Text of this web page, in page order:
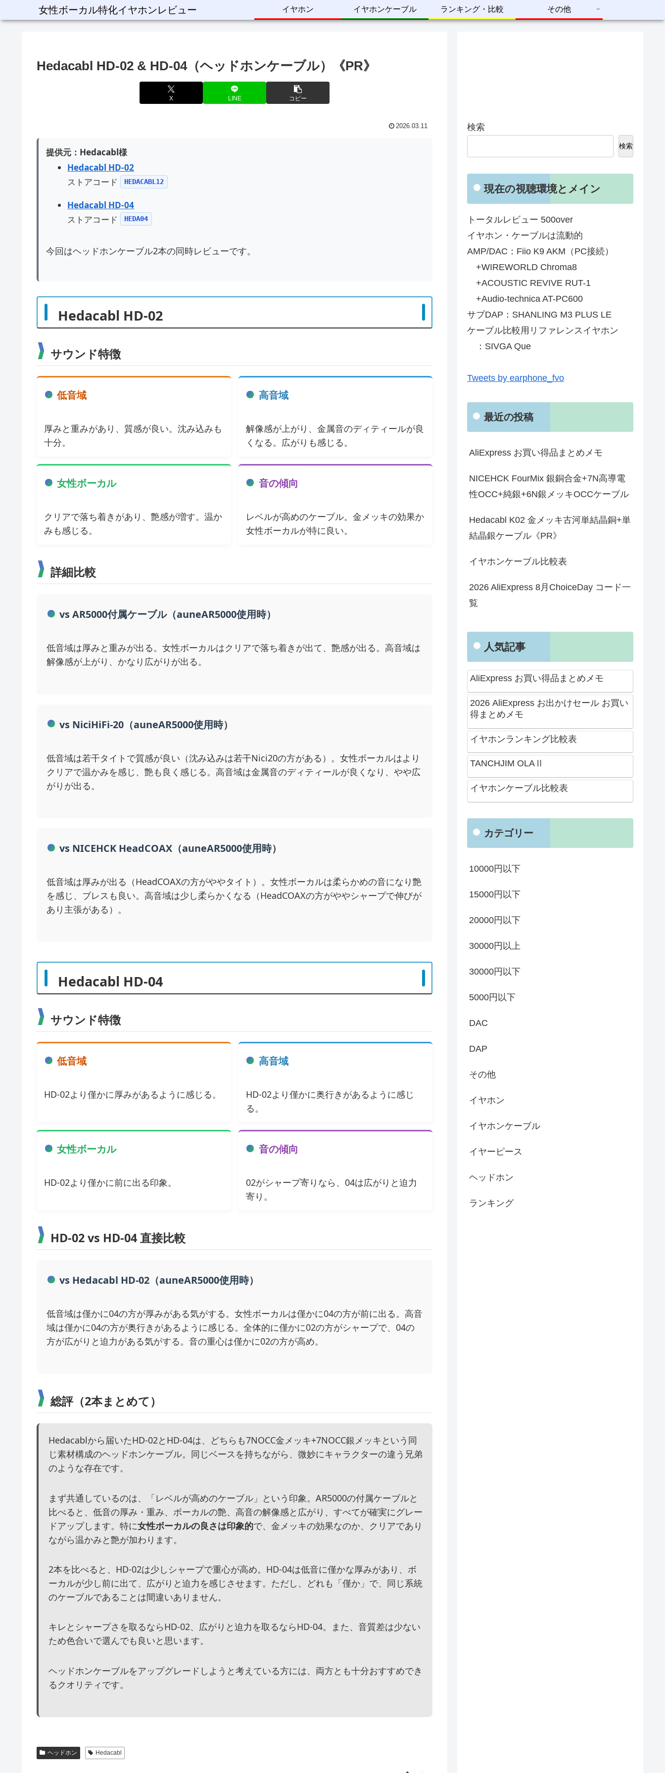
女性ボーカル特化イヤホンレビュー イヤホン イヤホンケーブル ランキング・比較 その他
Hedacabl HD-02 & HD-04（ヘッドホンケーブル）《PR》
X LINE コピー
2026.03.11
提供元：Hedacabl様
Hedacabl HD-02
ストアコード
HEDACABL12
Hedacabl HD-04
ストアコード
HEDA04
今回はヘッドホンケーブル2本の同時レビューです。
Hedacabl HD-02
サウンド特徴
低音域
厚みと重みがあり、質感が良い。沈み込みも
十分。
高音域
解像感が上がり、金属音のディティールが良
くなる。広がりも感じる。
女性ボーカル
クリアで落ち着きがあり、艶感が増す。温か
みも感じる。
音の傾向
レベルが高めのケーブル。金メッキの効果か
女性ボーカルが特に良い。
詳細比較
vs AR5000付属ケーブル（auneAR5000使用時）
低音域は厚みと重みが出る。女性ボーカルはクリアで落ち着きが出て、艶感が出る。高音域は
解像感が上がり、かなり広がりが出る。
vs NiciHiFi-20（auneAR5000使用時）
低音域は若干タイトで質感が良い（沈み込みは若干Nici20の方がある）。女性ボーカルはより
クリアで温かみを感じ、艶も良く感じる。高音域は金属音のディティールが良くなり、やや広
がりが出る。
vs NICEHCK HeadCOAX（auneAR5000使用時）
低音域は厚みが出る（HeadCOAXの方がややタイト）。女性ボーカルは柔らかめの音になり艶
を感じ、ブレスも良い。高音域は少し柔らかくなる（HeadCOAXの方がややシャープで伸びが
あり主張がある）。
Hedacabl HD-04
サウンド特徴
低音域
HD-02より僅かに厚みがあるように感じる。
高音域
HD-02より僅かに奥行きがあるように感じ
る。
女性ボーカル
HD-02より僅かに前に出る印象。
音の傾向
02がシャープ寄りなら、04は広がりと迫力
寄り。
HD-02 vs HD-04 直接比較
vs Hedacabl HD-02（auneAR5000使用時）
低音域は僅かに04の方が厚みがある気がする。女性ボーカルは僅かに04の方が前に出る。高音
域は僅かに04の方が奥行きがあるように感じる。全体的に僅かに02の方がシャープで、04の
方が広がりと迫力がある気がする。音の重心は僅かに02の方が高め。
総評（2本まとめて）
Hedacablから届いたHD-02とHD-04は、どちらも7NOCC金メッキ+7NOCC銀メッキという同
じ素材構成のヘッドホンケーブル。同じベースを持ちながら、微妙にキャラクターの違う兄弟
のような存在です。
まず共通しているのは、「レベルが高めのケーブル」という印象。AR5000の付属ケーブルと
比べると、低音の厚み・重み、ボーカルの艶、高音の解像感と広がり、すべてが確実にグレー
ドアップします。特に女性ボーカルの良さは印象的で、金メッキの効果なのか、クリアであり
ながら温かみと艶が加わります。
2本を比べると、HD-02は少しシャープで重心が高め。HD-04は低音に僅かな厚みがあり、ボ
ーカルが少し前に出て、広がりと迫力を感じさせます。ただし、どれも「僅か」で、同じ系統
のケーブルであることは間違いありません。
キレとシャープさを取るならHD-02、広がりと迫力を取るならHD-04。また、音質差は少ない
ため色合いで選んでも良いと思います。
ヘッドホンケーブルをアップグレードしようと考えている方には、両方とも十分おすすめでき
るクオリティです。
ヘッドホン Hedacabl
検索
検索
現在の視聴環境とメイン
トータルレビュー 500over
イヤホン・ケーブルは流動的
AMP/DAC：Fiio K9 AKM（PC接続）
+WIREWORLD Chroma8
+ACOUSTIC REVIVE RUT-1
+Audio-technica AT-PC600
サブDAP：SHANLING M3 PLUS LE
ケーブル比較用リファレンスイヤホン
：SIVGA Que
Tweets by earphone_fvo
最近の投稿
AliExpress お買い得品まとめメモ
NICEHCK FourMix 銀銅合金+7N高導電
性OCC+純銀+6N銀メッキOCCケーブル
Hedacabl K02 金メッキ古河単結晶銅+単
結晶銀ケーブル《PR》
イヤホンケーブル比較表
2026 AliExpress 8月ChoiceDay コード一
覧
人気記事
AliExpress お買い得品まとめメモ
2026 AliExpress お出かけセール お買い
得まとめメモ
イヤホンランキング比較表
TANCHJIM OLAⅡ
イヤホンケーブル比較表
カテゴリー
10000円以下
15000円以下
20000円以下
30000円以上
30000円以下
5000円以下
DAC
DAP
その他
イヤホン
イヤホンケーブル
イヤーピース
ヘッドホン
ランキング